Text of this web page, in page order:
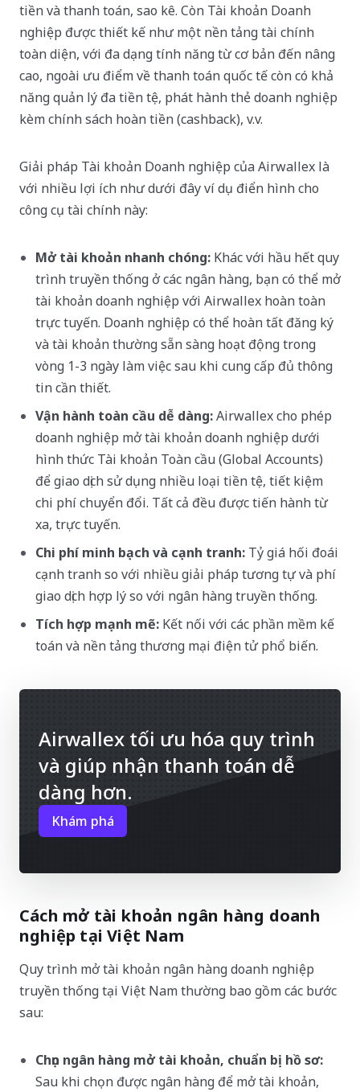
tiền và thanh toán, sao kê. Còn Tài khoản Doanh
nghiệp được thiết kế như một nền tảng tài chính
toàn diện, với đa dạng tính năng từ cơ bản đến nâng
cao, ngoài ưu điểm về thanh toán quốc tế còn có khả
năng quản lý đa tiền tệ, phát hành thẻ doanh nghiệp
kèm chính sách hoàn tiền (cashback), v.v.
Giải pháp Tài khoản Doanh nghiệp của Airwallex là
với nhiều lợi ích như dưới đây ví dụ điển hình cho
công cụ tài chính này:
Mở tài khoản nhanh chóng: Khác với hầu hết quy
trình truyền thống ở các ngân hàng, bạn có thể mở
tài khoản doanh nghiệp với Airwallex hoàn toàn
trực tuyến. Doanh nghiệp có thể hoàn tất đăng ký
và tài khoản thường sẵn sàng hoạt động trong
vòng 1-3 ngày làm việc sau khi cung cấp đủ thông
tin cần thiết.
Vận hành toàn cầu dễ dàng:Airwallex cho phép
doanh nghiệp mở tài khoản doanh nghiệp dưới
hình thức Tài khoản Toàn cầu (Global Accounts)
để giao dịch sử dụng nhiều loại tiền tệ, tiết kiệm
chi phí chuyển đổi. Tất cả đều được tiến hành từ
xa, trực tuyến.
Chi phí minh bạch và cạnh tranh: Tỷ giá hối đoái
cạnh tranh so với nhiều giải pháp tương tự và phí
giao dịch hợp lý so với ngân hàng truyền thống.
Tích hợp mạnh mẽ: Kết nối với các phần mềm kế
toán và nền tảng thương mại điện tử phổ biến.
Airwallex tối ưu hóa quy trình
và giúp nhận thanh toán dễ
dàng hơn.
Khám phá
Cách mở tài khoản ngân hàng doanh
nghiệp tại Việt Nam
Quy trình mở tài khoản ngân hàng doanh nghiệp
truyền thống tại Việt Nam thường bao gồm các bước
sau:
Chọn ngân hàng mở tài khoản, chuẩn bị hồ sơ:
Sau khi chọn được ngân hàng để mở tài khoản,